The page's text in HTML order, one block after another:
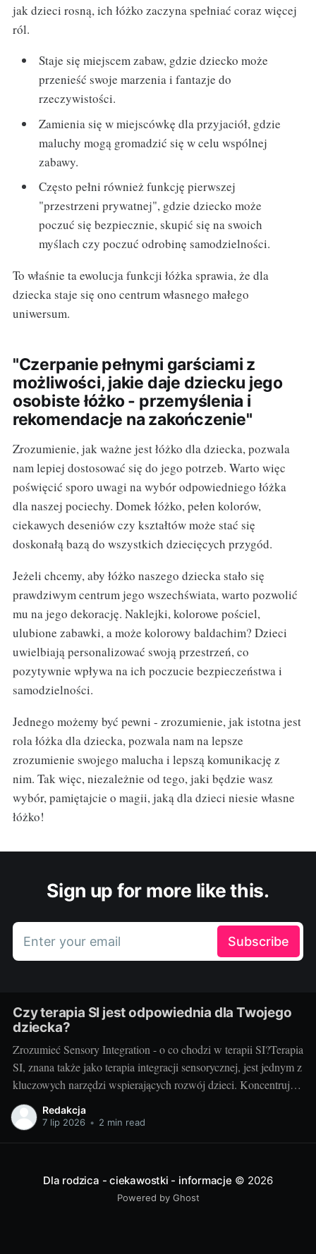
jak dzieci rosną, ich łóżko zaczyna spełniać coraz więcej
ról.
Staje się miejscem zabaw, gdzie dziecko może
przenieść swoje marzenia i fantazje do
rzeczywistości.
Zamienia się w miejscówkę dla przyjaciół, gdzie
maluchy mogą gromadzić się w celu wspólnej
zabawy.
Często pełni również funkcję pierwszej
"przestrzeni prywatnej", gdzie dziecko może
poczuć się bezpiecznie, skupić się na swoich
myślach czy poczuć odrobinę samodzielności.
To właśnie ta ewolucja funkcji łóżka sprawia, że dla
dziecka staje się ono centrum własnego małego
uniwersum.
"Czerpanie pełnymi garściami z
możliwości, jakie daje dziecku jego
osobiste łóżko - przemyślenia i
rekomendacje na zakończenie"
Zrozumienie, jak ważne jest łóżko dla dziecka, pozwala
nam lepiej dostosować się do jego potrzeb. Warto więc
poświęcić sporo uwagi na wybór odpowiedniego łóżka
dla naszej pociechy. Domek łóżko, pełen kolorów,
ciekawych deseniów czy kształtów może stać się
doskonałą bazą do wszystkich dziecięcych przygód.
Jeżeli chcemy, aby łóżko naszego dziecka stało się
prawdziwym centrum jego wszechświata, warto pozwolić
mu na jego dekorację. Naklejki, kolorowe pościel,
ulubione zabawki, a może kolorowy baldachim? Dzieci
uwielbiają personalizować swoją przestrzeń, co
pozytywnie wpływa na ich poczucie bezpieczeństwa i
samodzielności.
Jednego możemy być pewni - zrozumienie, jak istotna jest
rola łóżka dla dziecka, pozwala nam na lepsze
zrozumienie swojego malucha i lepszą komunikację z
nim. Tak więc, niezależnie od tego, jaki będzie wasz
wybór, pamiętajcie o magii, jaką dla dzieci niesie własne
łóżko!
Sign up for more like this.
Enter your email Subscribe
Czy terapia SI jest odpowiednia dla Twojego
dziecka?
Zrozumieć Sensory Integration - o co chodzi w terapii SI?Terapia
SI, znana także jako terapia integracji sensorycznej, jest jednym z
kluczowych narzędzi wspierających rozwój dzieci. Koncentruje
się na pomocy dzieciom w uzyskaniu lepszej kontroli nad swoim
ciałem oraz w zrozumieniu i procesowaniu informacji
Redakcja
7 lip 2026 • 2 min read
Dla rodzica - ciekawostki - informacje © 2026
Powered by Ghost